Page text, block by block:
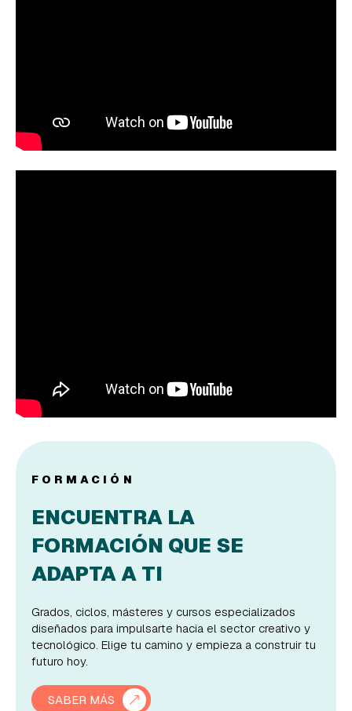
FORMACIÓN
ENCUENTRA LA
FORMACIÓN QUE SE
ADAPTA A TI
Grados, ciclos, másteres y cursos especializados
diseñados para impulsarte hacia el sector creativo y
tecnológico. Elige tu camino y empieza a construir tu
futuro hoy.
SABER MÁS